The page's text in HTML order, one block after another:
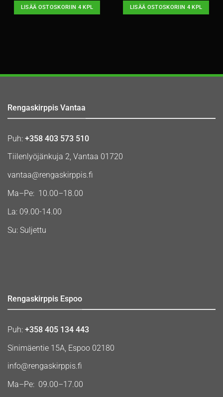
LISÄÄ OSTOSKORIIN 4 KPL LISÄÄ OSTOSKORIIN 4 KPL
Rengaskirppis Vantaa
Puh: +358 403 573 510
Tiilenlyöjänkuja 2, Vantaa 01720
vantaa@rengaskirppis.fi
Ma–Pe: 10.00–18.00
La: 09.00-14.00
Su: Suljettu
Rengaskirppis Espoo
Puh: +358 405 134 443
Sinimäentie 15A, Espoo 02180
info@rengaskirppis.fi
Ma–Pe: 09.00–17.00